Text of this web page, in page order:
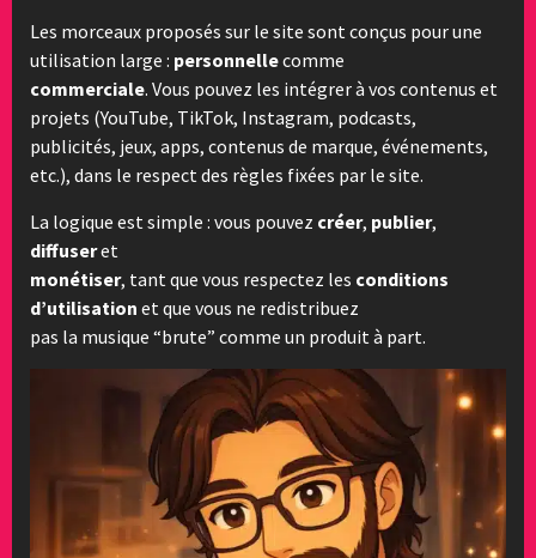
Les morceaux proposés sur le site sont conçus pour une
utilisation large : personnellecomme
commerciale. Vous pouvez les intégrer à vos contenus et
projets (YouTube, TikTok, Instagram, podcasts,
publicités, jeux, apps, contenus de marque, événements,
etc.), dans le respect des règles fixées par le site.
La logique est simple : vous pouvez créer, publier,
diffuseret
monétiser, tant que vous respectez les conditions
d’utilisation et que vous ne redistribuez
pas la musique “brute” comme un produit à part.